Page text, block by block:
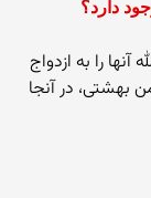
دارد؟
را به ازدواج
بهشتی، در آنجا